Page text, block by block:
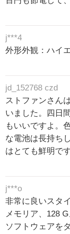
j***4
外形外観：ハイ
jd_152768 czd
ストファンさん
いました。四日
もいいですよ。
な電池は長持ち
はとても鮮明です
j***o
非常に良いスタ
メモリア、128
ソフトウェアを